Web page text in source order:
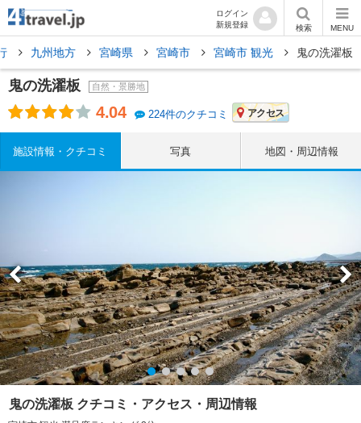
ログイン
新規登録
検索 MENU
九州地方 宮崎県 宮崎市 宮崎市 観光 鬼の洗濯板
鬼の洗濯板 自然・景勝地
4.04 224件のクチコミ アクセス
施設情報・クチコミ 写真 地図・周辺情報
鬼の洗濯板 クチコミ・アクセス・周辺情報